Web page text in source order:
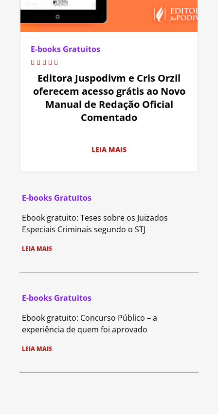
E-books Gratuitos
Editora Juspodivm e Cris Orzil
oferecem acesso grátis ao Novo
Manual de Redação Oficial
Comentado
LEIA MAIS
E-books Gratuitos
Ebook gratuito: Teses sobre os Juizados
Especiais Criminais segundo o STJ
LEIA MAIS
E-books Gratuitos
Ebook gratuito: Concurso Público – a
experiência de quem foi aprovado
LEIA MAIS